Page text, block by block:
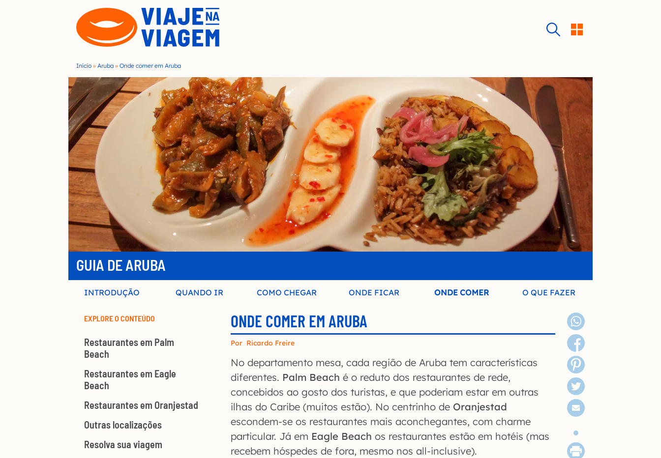
Início » Aruba » Onde comer em Aruba
GUIA DE ARUBA
INTRODUÇÃO QUANDO IR COMO CHEGAR ONDE FICAR ONDE COMER O QUE FAZER
EXPLORE O CONTEÚDO
Restaurantes em Palm
Beach
Restaurantes em Eagle
Beach
Restaurantes em Oranjestad
Outras localizações
Resolva sua viagem
ONDE COMER EM ARUBA
Por Ricardo Freire
No departamento mesa, cada região de Aruba tem características
diferentes. Palm Beach é o reduto dos restaurantes de rede,
concebidos ao gosto dos turistas, e que poderiam estar em outras
ilhas do Caribe (muitos estão). No centrinho de Oranjestad
escondem-se os restaurantes mais aconchegantes, com charme
particular. Já em Eagle Beach os restaurantes estão em hotéis (mas
recebem hóspedes de fora, mesmo nos all-inclusive).